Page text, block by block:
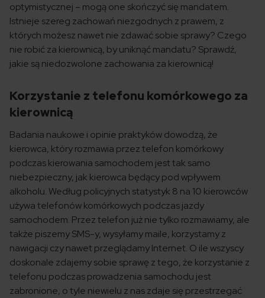
optymistycznej – mogą one skończyć się mandatem.
Istnieje szereg zachowań niezgodnych z prawem, z
których możesz nawet nie zdawać sobie sprawy? Czego
nie robić za kierownicą, by uniknąć mandatu? Sprawdź,
jakie są niedozwolone zachowania za kierownicą!
Korzystanie z telefonu komórkowego za
kierownicą
Badania naukowe i opinie praktyków dowodzą, że
kierowca, który rozmawia przez telefon komórkowy
podczas kierowania samochodem jest tak samo
niebezpieczny, jak kierowca będący pod wpływem
alkoholu. Według policyjnych statystyk 8 na 10 kierowców
używa telefonów komórkowych podczas jazdy
samochodem. Przez telefon już nie tylko rozmawiamy, ale
także piszemy SMS-y, wysyłamy maile, korzystamy z
nawigacji czy nawet przeglądamy Internet. O ile wszyscy
doskonale zdajemy sobie sprawę z tego, że korzystanie z
telefonu podczas prowadzenia samochodu jest
zabronione, o tyle niewielu z nas zdaje się przestrzegać